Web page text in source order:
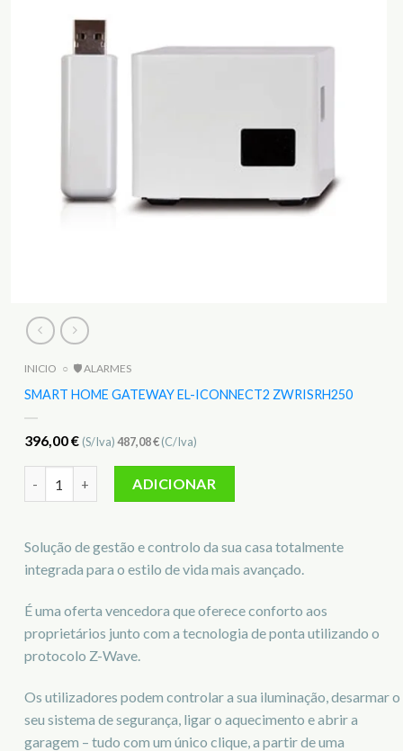
INICIO ○ 🛡️ ALARMES
SMART HOME GATEWAY EL-ICONNECT2 ZWRISRH250
396,00€ (S/Iva)487,08€(C/Iva)
ADICIONAR
Solução de gestão e controlo da sua casa totalmente
integrada para o estilo de vida mais avançado.
É uma oferta vencedora que oferece conforto aos
proprietários junto com a tecnologia de ponta utilizando o
protocolo Z-Wave.
Os utilizadores podem controlar a sua iluminação, desarmar o
seu sistema de segurança, ligar o aquecimento e abrir a
garagem – tudo com um único clique, a partir de uma